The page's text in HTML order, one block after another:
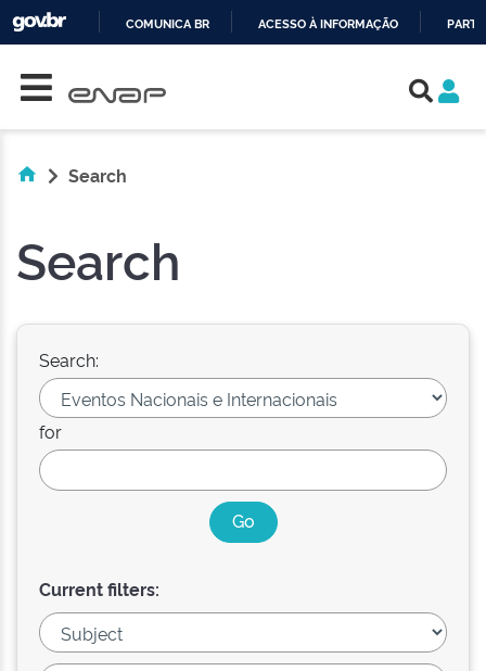
COMUNICA BR ACESSO À INFORMAÇÃO
Search
Search
Search:
for
Current filters: